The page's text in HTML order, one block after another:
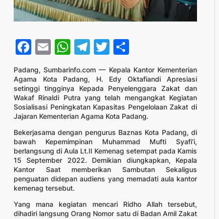
Facebook
EmailWhatsApp
Telegram
Twitter
Padang, Sumbarinfo.com — Kepala Kantor Kementerian
Agama Kota Padang, H. Edy Oktafiandi Apresiasi
setinggi tingginya Kepada Penyelenggara Zakat dan
Wakaf Rinaldi Putra yang telah mengangkat Kegiatan
Sosialisasi Peningkatan Kapasitas Pengelolaan Zakat di
Jajaran Kementerian Agama Kota Padang.
Bekerjasama dengan pengurus Baznas Kota Padang, di
bawah Kepemimpinan Muhammad Mufti Syafi’i,
berlangsung di Aula Lt.II Kemenag setempat pada Kamis
15 September 2022. Demikian diungkapkan, Kepala
Kantor Saat memberikan Sambutan Sekaligus
penguatan didepan audiens yang memadati aula kantor
kemenag tersebut.
Yang mana kegiatan mencari Ridho Allah tersebut,
dihadiri langsung Orang Nomor satu di Badan Amil Zakat